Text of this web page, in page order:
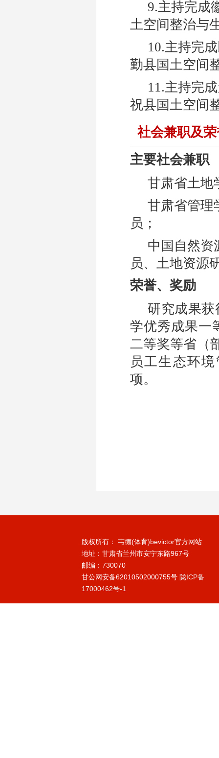
9.主持完成
土空间整治与
10.主持完
勤县国土空间
11.主持完
祝县国土空间
社会兼职及
主要社会兼职
甘肃省土地
甘肃省管理
员；
中国自然资
员、土地资源
荣誉、奖励
研究成果
学优秀成果一
二等奖等省（
员工生态环
项。
版权所有： 韦德(体育)bevictor官方网站
地址：甘肃省兰州市安宁东路967号
邮编：730070
甘公网安备62010502000755号 陇ICP备
17000462号-1